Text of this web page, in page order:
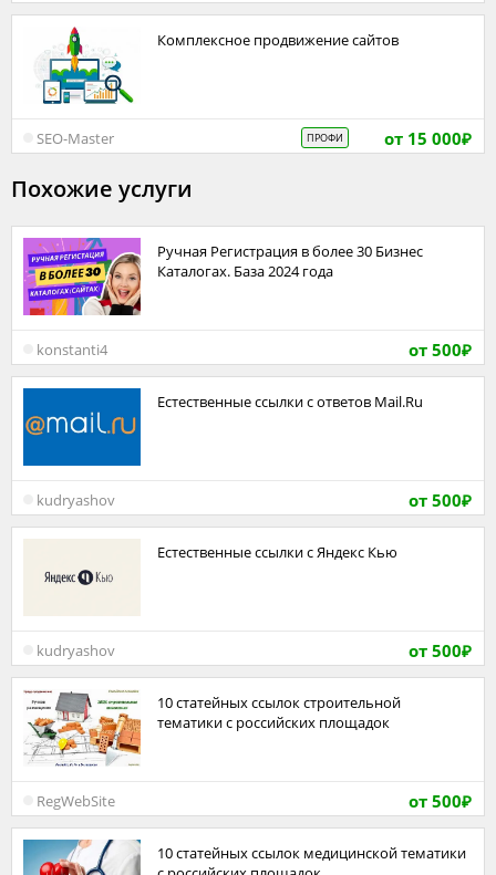
Комплексное продвижение сайтов
от 15 000₽
ПРОФИ
SEO-Master
Похожие услуги
Ручная Регистрация в более 30 Бизнес
Каталогах. База 2024 года
от 500₽
konstanti4
Естественные ссылки с ответов Mail.Ru
от 500₽
kudryashov
Естественные ссылки с Яндекс Кью
от 500₽
kudryashov
10 статейных ссылок строительной
тематики с российских площадок
от 500₽
RegWebSite
10 статейных ссылок медицинской тематики